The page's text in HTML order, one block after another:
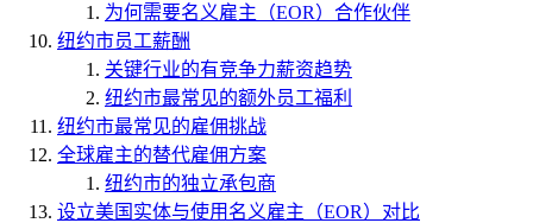
为何需要名义雇主（EOR）合作伙伴
纽约市员工薪酬
关键行业的有竞争力薪资趋势
纽约市最常见的额外员工福利
纽约市最常见的雇佣挑战
全球雇主的替代雇佣方案
纽约市的独立承包商
设立美国实体与使用名义雇主（EOR）对比